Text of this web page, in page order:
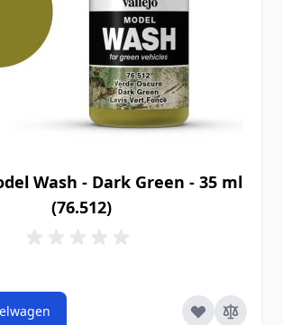
Wash - Dark Green - 35 ml
(76.512)